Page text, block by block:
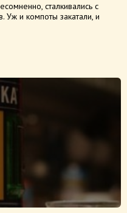
сталкивались с
Уж и компоты закатали, и